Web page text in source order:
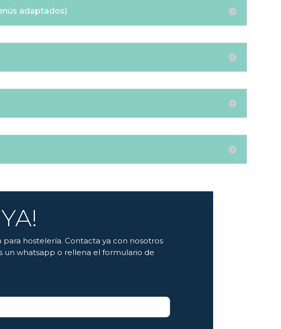
adaptados)
hostelería. Contacta ya con nosotros
un whatsapp o rellena el formulario de